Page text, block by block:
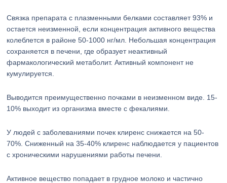
Связка препарата с плазменными белками составляет 93% и
остается неизменной, если концентрация активного вещества
колеблется в районе 50-1000 нг/мл. Небольшая концентрация
сохраняется в печени, где образует неактивный
фармакологический метаболит. Активный компонент не
кумулируется.
Выводится преимущественно почками в неизменном виде. 15-
10% выходит из организма вместе с фекалиями.
У людей с заболеваниями почек клиренс снижается на 50-
70%. Сниженный на 35-40% клиренс наблюдается у пациентов
с хроническими нарушениями работы печени.
Активное вещество попадает в грудное молоко и частично